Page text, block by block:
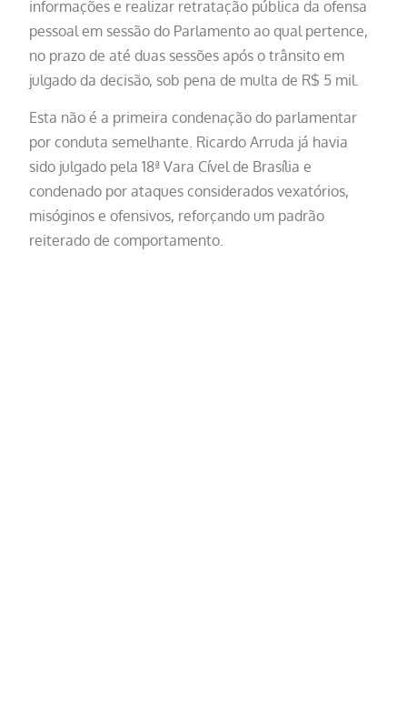
informações e realizar retratação pública da ofensa
pessoal em sessão do Parlamento ao qual pertence,
no prazo de até duas sessões após o trânsito em
julgado da decisão, sob pena de multa de R$ 5 mil.
Esta não é a primeira condenação do parlamentar
por conduta semelhante. Ricardo Arruda já havia
sido julgado pela 18ª Vara Cível de Brasília e
condenado por ataques considerados vexatórios,
misóginos e ofensivos, reforçando um padrão
reiterado de comportamento.